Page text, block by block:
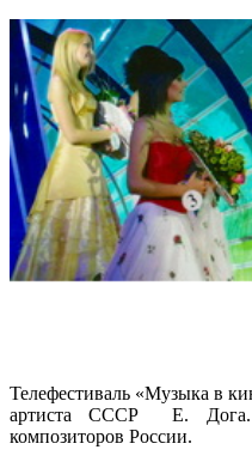
Телефестиваль «Музыка в
артиста СССР Е. Дога.
композиторов России.